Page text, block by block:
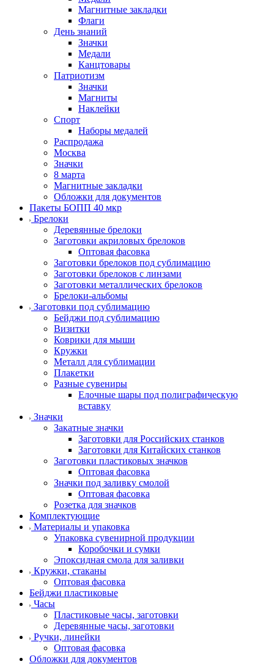
Магнитные закладки
Флаги
День знаний
Значки
Медали
Канцтовары
Патриотизм
Значки
Магниты
Наклейки
Спорт
Наборы медалей
Распродажа
Москва
Значки
8 марта
Магнитные закладки
Обложки для документов
Пакеты БОПП 40 мкр
Брелоки
Деревянные брелоки
Заготовки акриловых брелоков
Оптовая фасовка
Заготовки брелоков под сублимацию
Заготовки брелоков с линзами
Заготовки металлических брелоков
Брелоки-альбомы
Заготовки под сублимацию
Бейджи под сублимацию
Визитки
Коврики для мыши
Кружки
Металл для сублимации
Плакетки
Разные сувениры
Елочные шары под полиграфическую
вставку
Значки
Закатные значки
Заготовки для Российских станков
Заготовки для Китайских станков
Заготовки пластиковых значков
Оптовая фасовка
Значки под заливку смолой
Оптовая фасовка
Розетка для значков
Комплектующие
Материалы и упаковка
Упаковка сувенирной продукции
Коробочки и сумки
Эпоксидная смола для заливки
Кружки, стаканы
Оптовая фасовка
Бейджи пластиковые
Часы
Пластиковые часы, заготовки
Деревянные часы, заготовки
Ручки, линейки
Оптовая фасовка
Обложки для документов